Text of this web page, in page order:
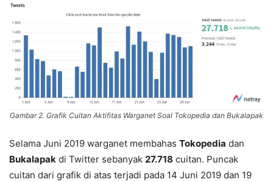
Gambar 2. Grafik Cuitan Aktifitas Warganet Soal Tokopedia dan Bukalapak
Selama Juni 2019 warganet membahas Tokopedia dan
Bukalapak di Twitter sebanyak 27.718 cuitan. Puncak
cuitan dari grafik di atas terjadi pada 14 Juni 2019 dan 19